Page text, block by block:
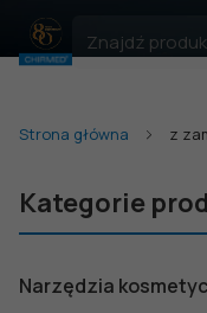
Strona główna z
Kategorie
Narzędzia